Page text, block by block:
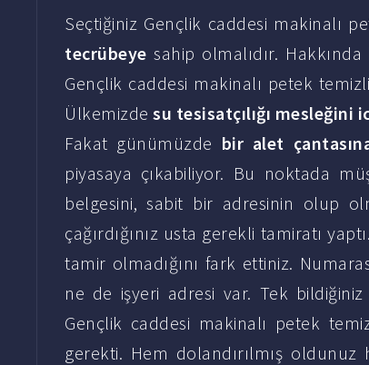
Seçtiğiniz Gençlik caddesi makinalı
tecrübeyesahip olmalıdır.
Gençlik caddesi makinalı petek
Ülkemizdesu tesisatçılığı mesleğini
Fakat günümüzde bir alet
piyasaya çıkabiliyor. Bu noktada
belgesini, sabit bir adresinin olup
çağırdığınız usta gerekli tamiratı
tamir olmadığını fark ettiniz.
ne de işyeri adresi var. Tek
Gençlik caddesi makinalı petek
gerekti. Hem dolandırılmış